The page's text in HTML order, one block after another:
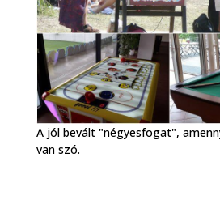
A jól bevált "négyesfogat",
van szó.